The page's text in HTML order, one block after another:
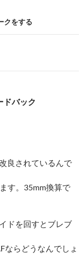
クをする
ドバック
良されているんで
す。35mm換算で
ドを回すとブレブ
ならどうなんでしょ